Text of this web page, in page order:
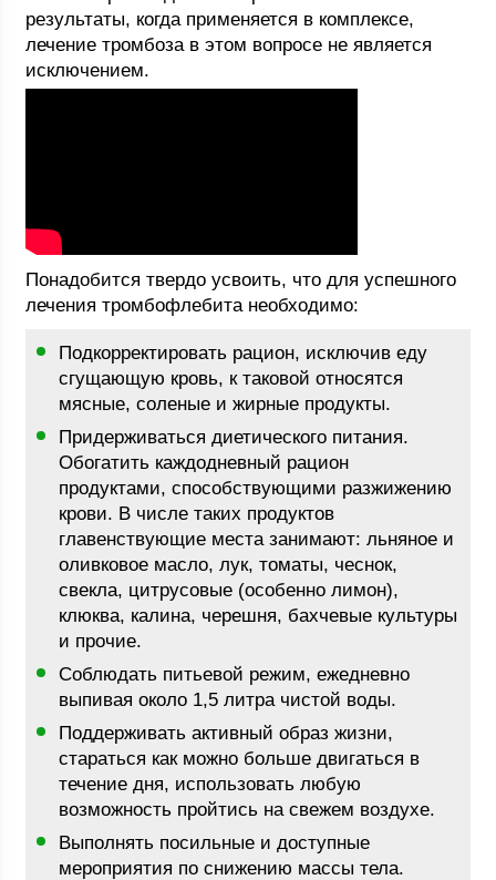
результаты, когда применяется в комплексе,
лечение тромбоза в этом вопросе не является
исключением.
Понадобится твердо усвоить, что для успешного
лечения тромбофлебита необходимо:
Подкорректировать рацион, исключив еду
сгущающую кровь, к таковой относятся
мясные, соленые и жирные продукты.
Придерживаться диетического питания.
Обогатить каждодневный рацион
продуктами, способствующими разжижению
крови. В числе таких продуктов
главенствующие места занимают: льняное и
оливковое масло, лук, томаты, чеснок,
свекла, цитрусовые (особенно лимон),
клюква, калина, черешня, бахчевые культуры
и прочие.
Соблюдать питьевой режим, ежедневно
выпивая около 1,5 литра чистой воды.
Поддерживать активный образ жизни,
стараться как можно больше двигаться в
течение дня, использовать любую
возможность пройтись на свежем воздухе.
Выполнять посильные и доступные
мероприятия по снижению массы тела.